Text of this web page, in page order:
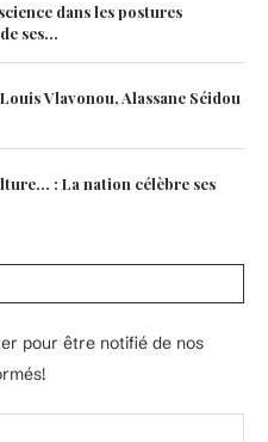
dans les postures
ses...
Vlavonou, Alassane Séidou
: La nation célèbre ses
pour être notifié de nos